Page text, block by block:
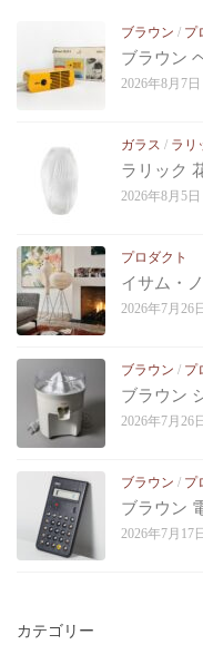
ブラウン / プ
ブラウン
2026年8月7日
ガラス / ラリ
ラリック
2026年8月5日
プロダクト
イサム・
2026年7月26日
ブラウン / プ
ブラウン
2026年7月26日
ブラウン / プ
ブラウン
2026年7月17日
カテゴリー